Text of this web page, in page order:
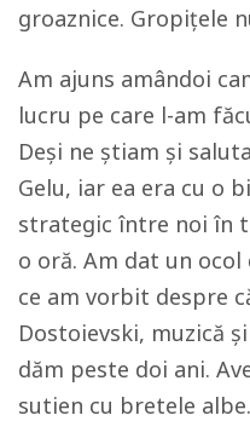
groaznice. Gropițele
Am ajuns amândoi
lucru pe care l-am
Deși ne știam și
Gelu, iar ea era cu o
strategic între noi în
o oră. Am dat un
ce am vorbit despre
Dostoievski, muzică
dăm peste doi ani.
sutien cu bretele